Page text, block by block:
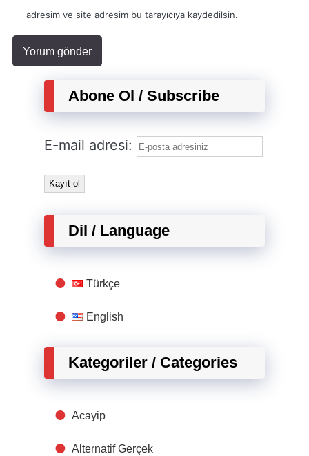
adresim ve site adresim bu tarayıcıya kaydedilsin.
Abone Ol / Subscribe
E-mail adresi:
Dil / Language
Türkçe
English
Kategoriler / Categories
Acayip
Alternatif Gerçek